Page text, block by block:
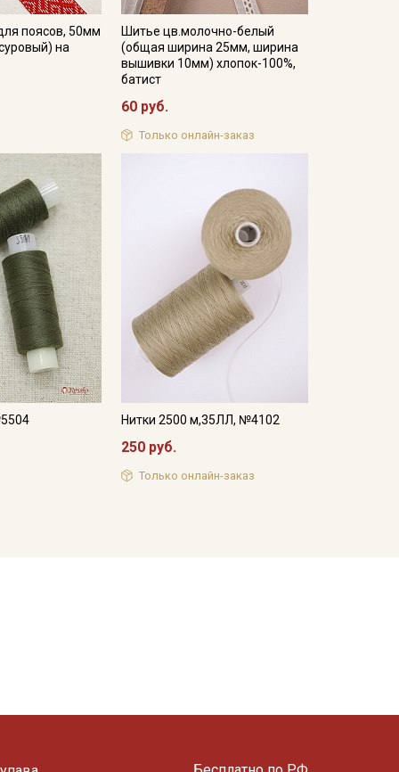
поясов, 50мм
на
Шитье цв.молочно-белый
(общая ширина 25мм, ширина
вышивки 10мм) хлопок-100%,
батист
60 руб.
Только онлайн-заказ
Нитки 2500 м,35ЛЛ, №4102
250 руб.
Только онлайн-заказ